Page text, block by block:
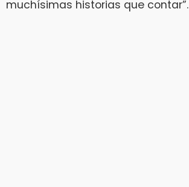
muchísimas historias que contar”.